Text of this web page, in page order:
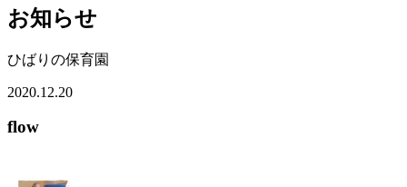
お知らせ
ひばりの保育園
2020.12.20
flow